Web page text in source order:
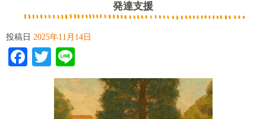
発達支援
投稿日 2025年11月14日
Facebook
Twitter